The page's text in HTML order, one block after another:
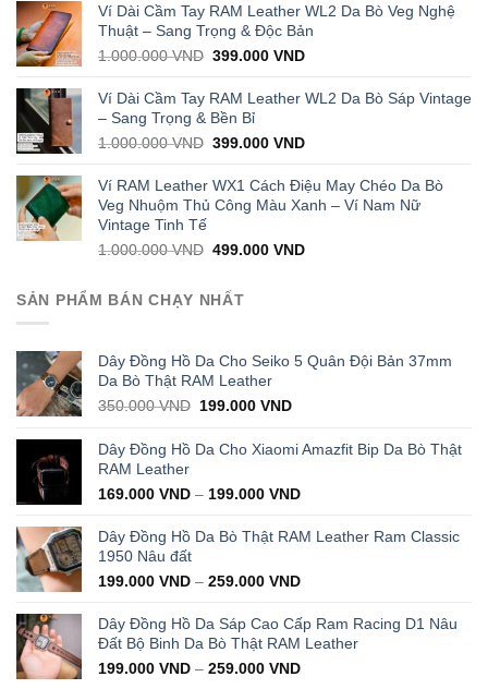
was:
1.000.000 VND.
is:
429.000 VND.
Ví Dài Cầm Tay RAM Leather WL2 Da Bò Veg Nghệ
Thuật – Sang Trọng & Độc Bản
1.000.000VND Original
was:
1.000.000 VND.
399.000VNDCurrent
is:
Ví Dài Cầm Tay RAM Leather WL2 Da Bò Sáp Vintage
– Sang Trọng & Bền Bỉ
1.000.000VND Original
was:
1.000.000 VND.
399.000VNDCurrent
is:
399.000 VND.
Ví RAM Leather WX1 Cách Điệu May Chéo Da Bò
Veg Nhuộm Thủ Công Màu Xanh – Ví Nam Nữ
Vintage Tinh Tế
1.000.000VND Original
was:
1.000.000 VND.
499.000VNDCurrent
SẢN PHẨM BÁN CHẠY NHẤT
Dây Đồng Hồ Da Cho Seiko 5 Quân Đội Bản 37mm
Da Bò Thật RAM Leather
350.000VND Original
was:
199.000VNDCurrent
is:
199.000 VND.
Dây Đồng Hồ Da Cho Xiaomi Amazfit Bip Da Bò Thật
RAM Leather
169.000 VND – 199.000 VND
Dây Đồng Hồ Da Bò Thật RAM Leather Ram Classic
1950 Nâu đất
199.000 VND – 259.000 VND
Dây Đồng Hồ Da Sáp Cao Cấp Ram Racing D1 Nâu
Đất Bộ Binh Da Bò Thật RAM Leather
199.000 VND – 259.000 VND